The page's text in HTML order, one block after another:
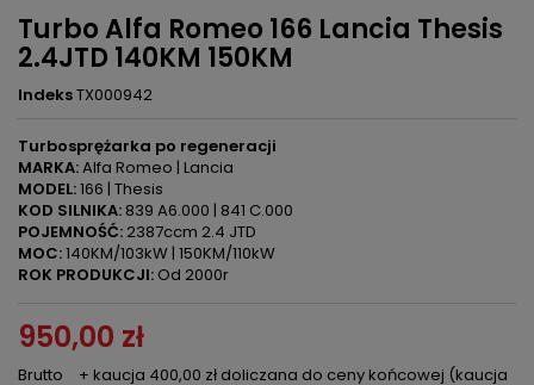
Turbo Alfa Romeo 166 Lancia Thesis
2.4JTD 140KM 150KM
IndeksTX000942
Turbosprężarka po regeneracji
MARKA:Alfa Romeo | Lancia
MODEL:166 | Thesis
KOD SILNIKA: 839 A6.000 | 841 C.000
POJEMNOŚĆ: 2387ccm 2.4 JTD
MOC:140KM/103kW | 150KM/110kW
ROK PRODUKCJI: Od 2000r
950,00 zł
Brutto
+ kaucja 400,00 zł doliczana do ceny końcowej (kaucja